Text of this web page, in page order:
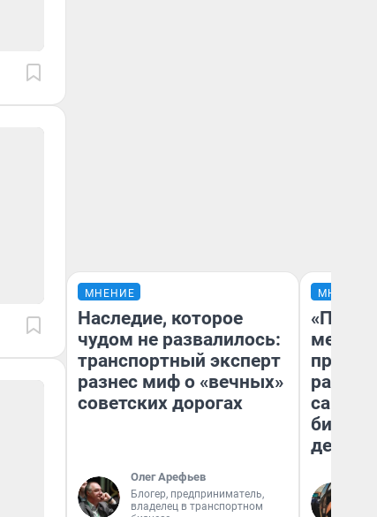
МНЕНИЕ
Наследие, которое
чудом не развалилось:
транспортный эксперт
разнес миф о «вечных»
советских дорогах
Олег Арефьев
Блогер, предприниматель,
владелец в транспортном
МНЕНИЕ
самом